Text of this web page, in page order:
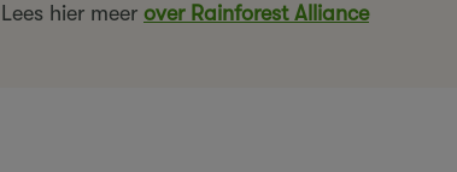
Lees hier meer over Rainforest Alliance